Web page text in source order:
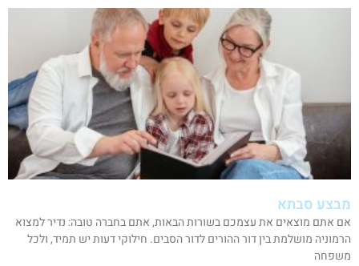
מבצע סבתא
אם אתם מוצאים את עצמכם בשורות הבאות, אתם בחברה טובה: נדיר למצוא
הרמוניה מושלמת בין דור ההורים לדור הסבים. חילוקי דעות יש תמיד, ולכל
משפחה